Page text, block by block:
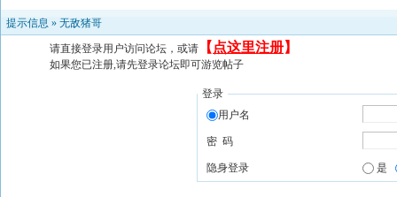
提示信息 » 无敌猪哥
请直接登录用户访问论坛，或请 【 点这里注册】
如果您已注册,请先登录论坛即可游览帖子
登录
用户名
密 码
隐身登录 是